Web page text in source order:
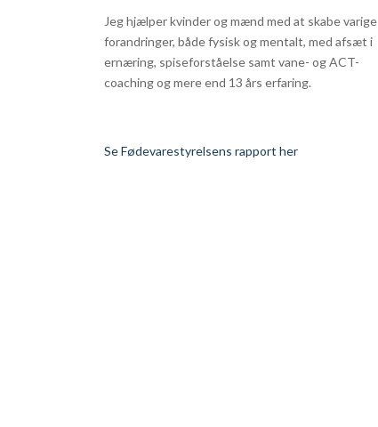
Jeg hjælper kvinder og mænd med at skabe varige
forandringer, både fysisk og mentalt, med afsæt i
ernæring, spiseforståelse samt vane- og ACT-
coaching og mere end 13 års erfaring.
Se Fødevarestyrelsens rapport her